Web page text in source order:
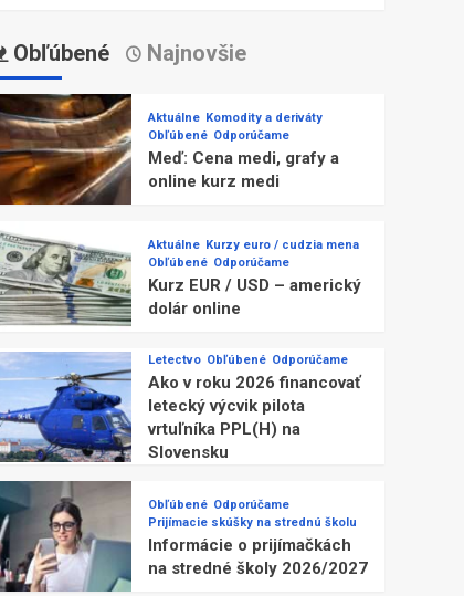
Obľúbené Najnovšie
Aktuálne Komodity a deriváty
Obľúbené Odporúčame
Meď: Cena medi, grafy a
online kurz medi
Aktuálne Kurzy euro / cudzia mena
Obľúbené Odporúčame
Kurz EUR / USD – americký
dolár online
Letectvo Obľúbené Odporúčame
Ako v roku 2026 financovať
letecký výcvik pilota
vrtuľníka PPL(H) na
Slovensku
Obľúbené Odporúčame
Prijímacie skúšky na strednú školu
Informácie o prijímačkách
na stredné školy 2026/2027